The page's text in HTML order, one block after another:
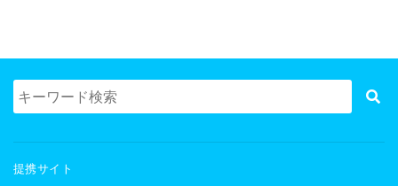
提携サイト